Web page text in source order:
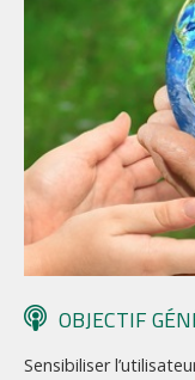
OBJECTIF
Sensibiliser